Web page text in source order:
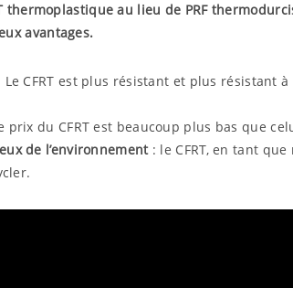
thermoplastique au lieu de PRF
avantages.
Le CFRT est plus résistant et plus résistant
prix du CFRT est beaucoup plus bas que
de l’environnement: le CFRT, en tant